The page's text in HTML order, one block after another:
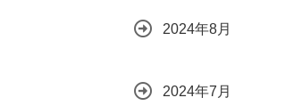
2024年8月
2024年7月